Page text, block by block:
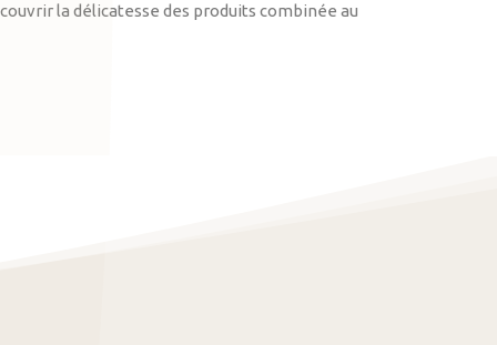
la délicatesse des produits combinée au